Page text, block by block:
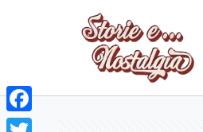
Facebook